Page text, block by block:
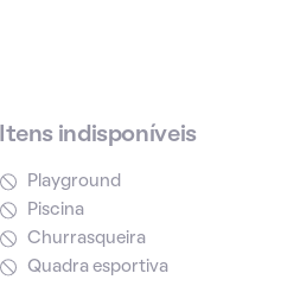
Itens indisponíveis
Playground
Piscina
Churrasqueira
Quadra esportiva